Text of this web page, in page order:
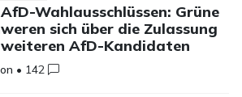
Wahlausschlüssen: Grüne
sich über die Zulassung
weiteren AfD-Kandidaten
• 142